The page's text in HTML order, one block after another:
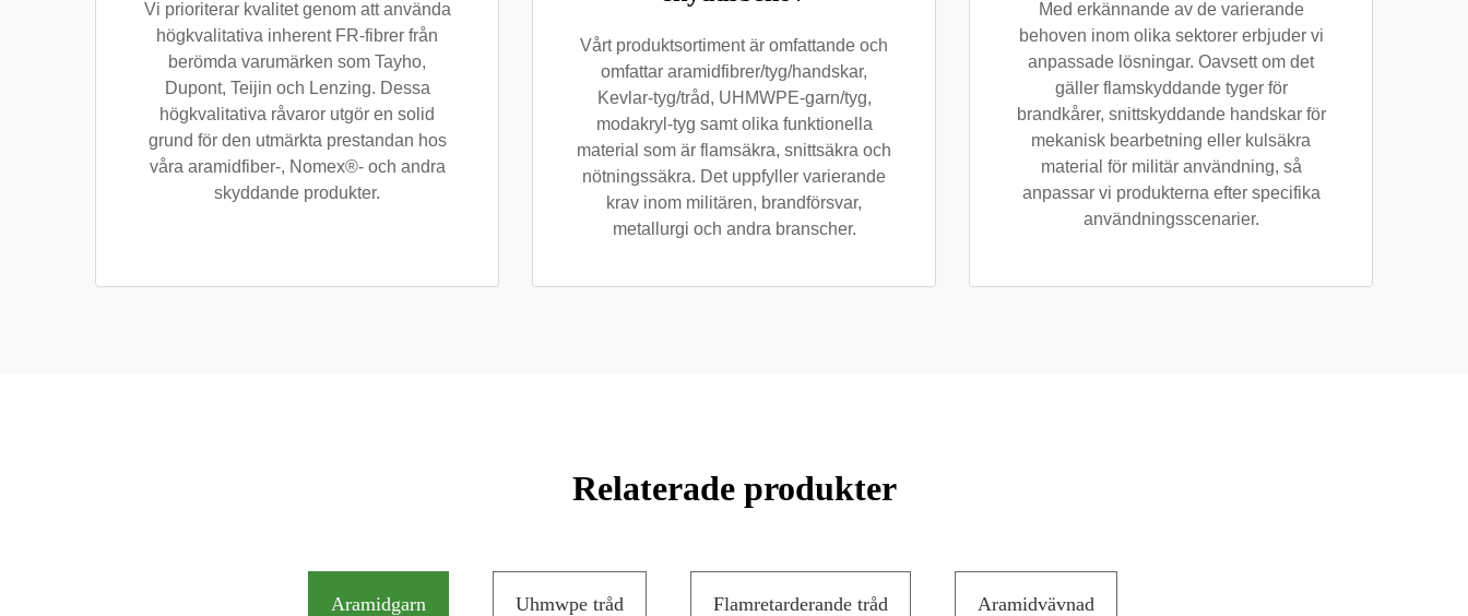
Vi prioriterar kvalitet genom att använda
högkvalitativa inherent FR-fibrer från
berömda varumärken som Tayho,
Dupont, Teijin och Lenzing. Dessa
högkvalitativa råvaror utgör en solid
grund för den utmärkta prestandan hos
våra aramidfiber-, Nomex®- och andra
skyddande produkter.
Vårt produktsortiment är omfattande och
omfattar aramidfibrer/tyg/handskar,
Kevlar-tyg/tråd, UHMWPE-garn/tyg,
modakryl-tyg samt olika funktionella
material som är flamsäkra, snittsäkra och
nötningssäkra. Det uppfyller varierande
krav inom militären, brandförsvar,
metallurgi och andra branscher.
Med erkännande av de varierande
behoven inom olika sektorer erbjuder vi
anpassade lösningar. Oavsett om det
gäller flamskyddande tyger för
brandkårer, snittskyddande handskar för
mekanisk bearbetning eller kulsäkra
material för militär användning, så
anpassar vi produkterna efter specifika
användningsscenarier.
Relaterade produkter
Aramidgarn Uhmwpe tråd Flamretarderande tråd Aramidvävnad